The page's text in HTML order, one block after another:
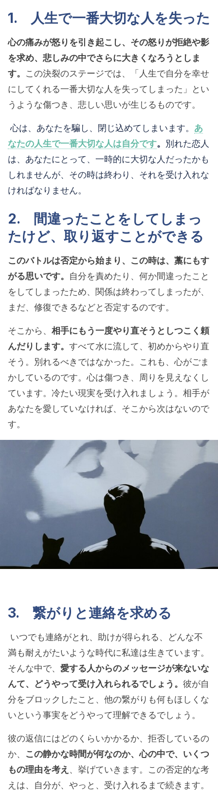
1. 人生で一番大切な人を失った
心の痛みが怒りを引き起こし、その怒りが拒絶や影
を求め、悲しみの中でさらに大きくなろうとしま
す。 この決裂のステージでは、「人生で自分を幸せ
にしてくれる一番大切な人を失ってしまった」とい
うような傷つき、悲しい思いが生じるものです。
心は、あなたを騙し、閉じ込めてしまいます。 あ
なたの人生で一番大切な人は自分です。 別れた恋人
は、あなたにとって、一時的に大切な人だったかも
しれませんが、その時は終わり、それを受け入れな
ければなりません。
2. 間違ったことをしてしまっ
たけど、取り返すことができる
このバトルは否定から始まり、この時は、藁にもす
がる思いです。 自分を責めたり、何か間違ったこと
をしてしまったため、関係は終わってしまったが、
まだ、修復できるなどと否定するのです。
そこから、 相手にもう一度やり直そうとしつこく頼
んだりします。 すべて水に流して、初めからやり直
そう。別れるべきではなかった。これも、心がごま
かしているのです。心は傷つき、周りを見えなくし
ています。冷たい現実を受け入れましょう。相手が
あなたを愛していなければ、そこから次はないので
す。
3. 繋がりと連絡を求める
いつでも連絡がとれ、助けが得られる、どんな不
満も耐えがたいような時代に私達は生きています。
そんな中で、 愛する人からのメッセージが来ないな
んて、どうやって受け入れられるでしょう。 彼が自
分をブロックしたこと、他の繋がりも何もほしくな
いという事実をどうやって理解できるでしょう。
彼の返信にはどのくらいかかるか、拒否しているの
か、 この静かな時間が何なのか、心の中で、いくつ
もの理由を考え 、挙げていきます。この否定的な考
えは、自分が、やっと、受け入れるまで続きます。